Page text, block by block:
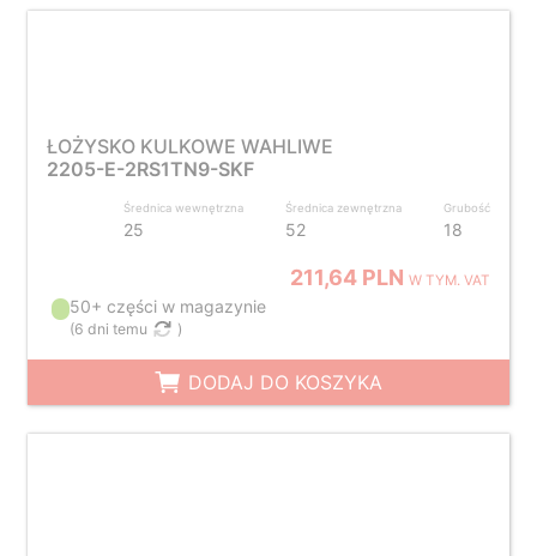
ŁOŻYSKO KULKOWE WAHLIWE
2205-E-2RS1TN9-SKF
Średnica wewnętrzna
25
Średnica zewnętrzna
52
Grubość
18
211,64 PLNW TYM. VAT
50+ części w magazynie
(6 dni temu )
DODAJ DO KOSZYKA